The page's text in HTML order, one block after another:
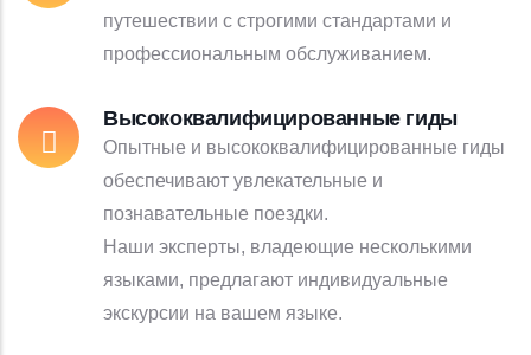
путешествии с строгими стандартами и
профессиональным обслуживанием.
Высококвалифицированные гиды
Опытные и высококвалифицированные гиды
обеспечивают увлекательные и
познавательные поездки.
Наши эксперты, владеющие несколькими
языками, предлагают индивидуальные
экскурсии на вашем языке.